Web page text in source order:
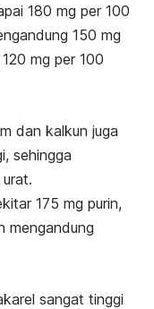
180 mg per 100
150 mg
mg per 100
dan kalkun juga
sehingga
175 mg purin,
mengandung
sangat tinggi